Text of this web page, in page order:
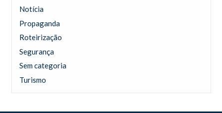
Notícia
Propaganda
Roteirização
Segurança
Sem categoria
Turismo